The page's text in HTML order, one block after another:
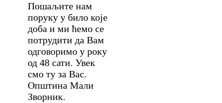
Пошаљите нам
поруку у било које
доба и ми ћемо се
потрудити да Вам
одговоримо у року
од 48 сати. Увек
смо ту за Вас.
Општина Мали
Зворник.